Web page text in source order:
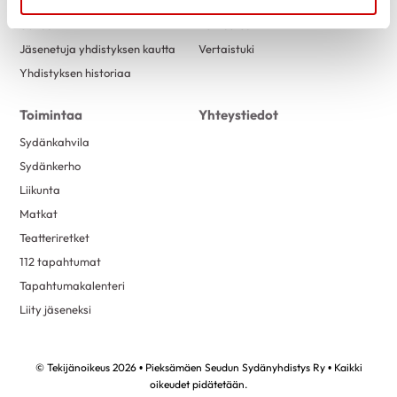
Jäsenetuja yhdistyksen kautta
Yhdistyksen historiaa
Vertaistuki
Toimintaa
Sydänkahvila
Sydänkerho
Liikunta
Matkat
Teatteriretket
112 tapahtumat
Tapahtumakalenteri
Liity jäseneksi
Yhteystiedot
© Tekijänoikeus 2026 • Pieksämäen Seudun Sydänyhdistys Ry • Kaikki
oikeudet pidätetään.